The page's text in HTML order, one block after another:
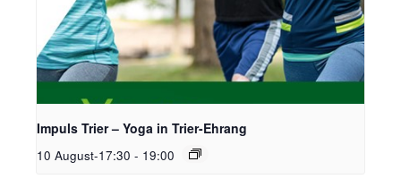
Impuls Trier – Yoga in Trier-Ehrang
10 August-17:30 - 19:00